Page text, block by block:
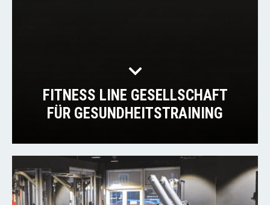
FITNESS LINE GESELLSCHAFT
FÜR GESUNDHEITSTRAINING